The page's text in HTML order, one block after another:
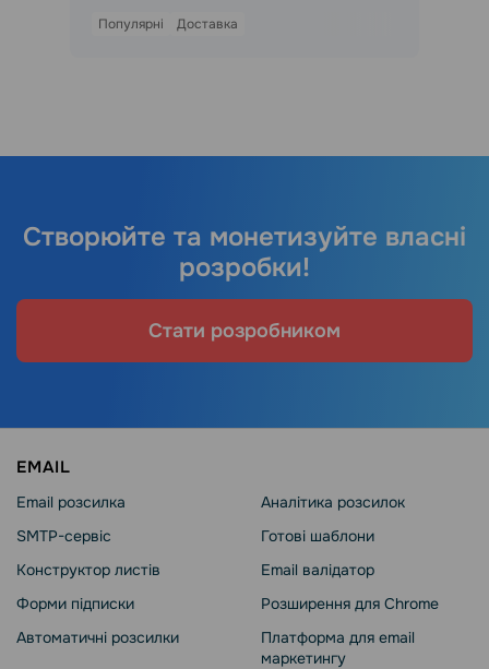
Популярні Доставка
Створюйте та монетизуйте власні
розробки!
Стати розробником
EMAIL
Email розсилка
SMTP-сервіс
Конструктор листів
Форми підписки
Автоматичні розсилки
Аналітика розсилок
Готові шаблони
Email валідатор
Розширення для Chrome
Платформа для email
маркетингу